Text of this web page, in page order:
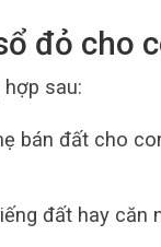
đỏ cho
sau:
bán đất cho
đất hay căn